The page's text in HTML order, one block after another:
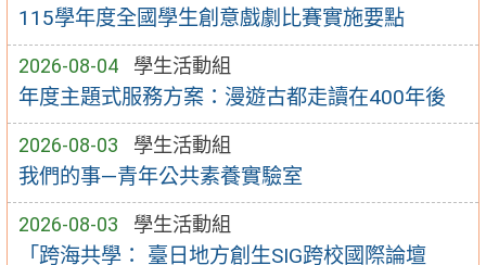
115學年度全國學生創意戲劇比賽實施要點
2026-08-04 學生活動組
年度主題式服務方案：漫遊古都走讀在400年後
2026-08-03 學生活動組
我們的事—青年公共素養實驗室
2026-08-03 學生活動組
「跨海共學： 臺日地方創生SIG跨校國際論壇